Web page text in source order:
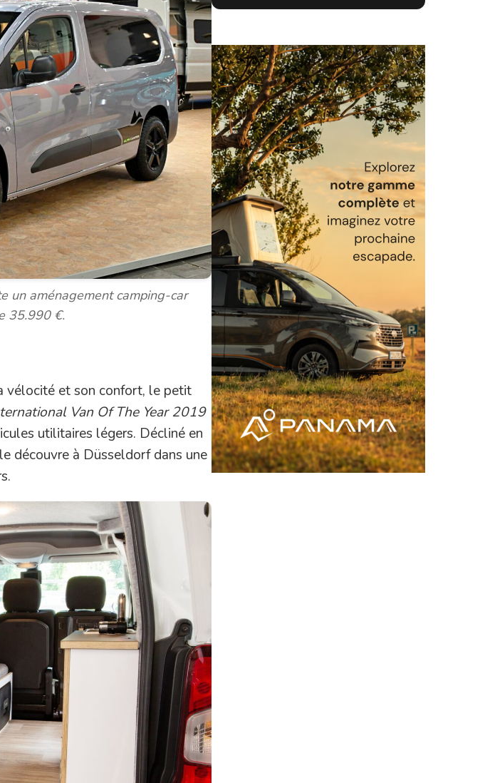
un aménagement camping-car
35.990 €.
vélocité et son confort, le petit
Van Of The Year 2019
utilitaires légers. Décliné en
découvre à Düsseldorf dans une